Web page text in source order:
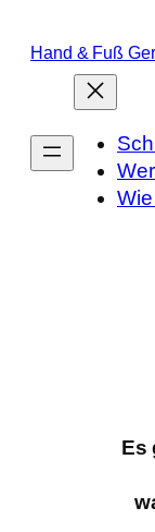
Inhalt
springen
Hand & Fuß
Es